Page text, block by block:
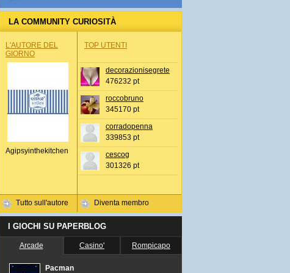
LA COMMUNITY CURIOSITÀ
L'AUTORE DEL
GIORNO
Agipsyinthekitchen
Tutto sull'autore
TOP UTENTI
decorazionisegrete
476232 pt
roccobruno
345170 pt
corradopenna
339853 pt
cescog
301326 pt
Diventa membro
I GIOCHI SU PAPERBLOG
Arcade Casino' Rompicapo
Pacman